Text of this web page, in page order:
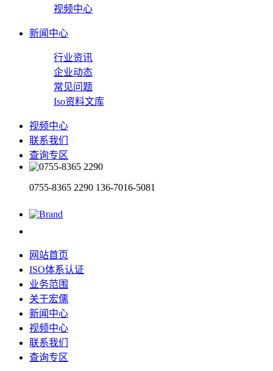
视频中心
新闻中心
行业资讯
企业动态
常见问题
Iso资料文库
视频中心
联系我们
查询专区
0755-8365 2290 136-7016-5081
网站首页
ISO体系认证
业务范围
关于宏儒
新闻中心
视频中心
联系我们
查询专区